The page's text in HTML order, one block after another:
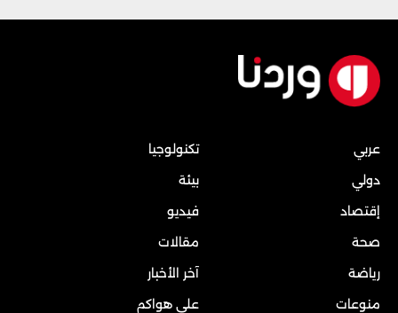
عربي
دولي
إقتصاد
صحة
رياضة
منوعات
تكنولوجيا
بيئة
فيديو
مقالات
آخر الأخبار
على هواكم